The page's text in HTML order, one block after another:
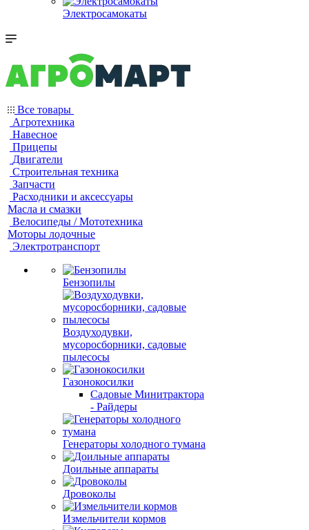
Электросамокаты
Все товары
Агротехника
Навесное
Прицепы
Двигатели
Строительная техника
Запчасти
Расходники и аксессуары
Масла и смазки
Велосипеды / Мототехника
Моторы лодочные
Электротранспорт
Бензопилы
Воздуходувки,
мусоросборники, cадовые
пылесосы
Газонокосилки
Садовые Минитрактора
- Райдеры
Генераторы холодного тумана
Доильные аппараты
Дровоколы
Измельчители кормов